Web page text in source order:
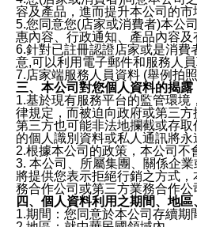
容及產品，進而提升本公司的
5.您同意您(店家或消費者)本公
惠內容、行政通知、產品內容
6.針對已註冊認證店家或是消
意,可以利用電子郵件和服務人
7.店家端服務人員資料 (舉例拍
三、本公司對您個人資料的揭露
1.基於現有服務平台的監管環
律規定，而被迫向政府或第三方
第三方也可能非法地攔截或存
的個人識別資料或私人通訊將永
2.根據本公司的政策，本公司不
3. 本公司、所屬集團、關係企
將提供您表示拒絕行銷之方式
務合作公司或第三方業務合作公
四、個人資料利用之期間、地
1.期間：您同意於本公司存續期